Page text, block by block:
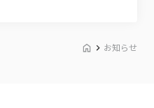
お知らせ